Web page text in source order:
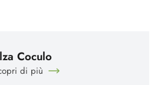
Coculo
di più